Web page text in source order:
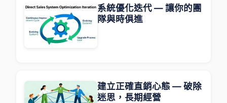
系統優化迭代 — 讓你的團
隊與時俱進
建立正確直銷心態 — 破除
迷思，長期經營